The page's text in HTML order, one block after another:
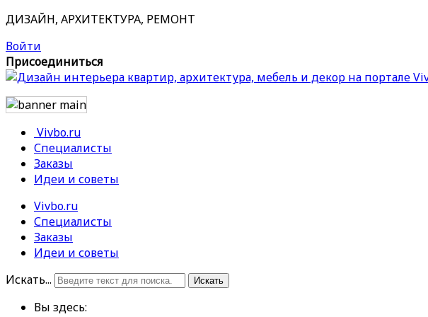
ДИЗАЙН, АРХИТЕКТУРА, РЕМОНТ
Войти
Присоединиться
Vivbo.ru
Специалисты
Заказы
Идеи и советы
Vivbo.ru
Специалисты
Заказы
Идеи и советы
Искать...
Искать
Вы здесь: